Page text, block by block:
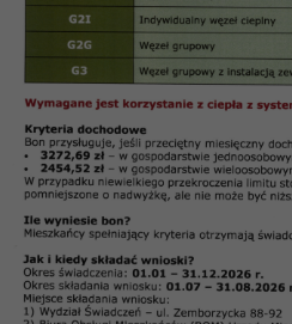
17 – październik 2004 -Wakacje
„Łęgi” rozpoczął od
zainaugurowała